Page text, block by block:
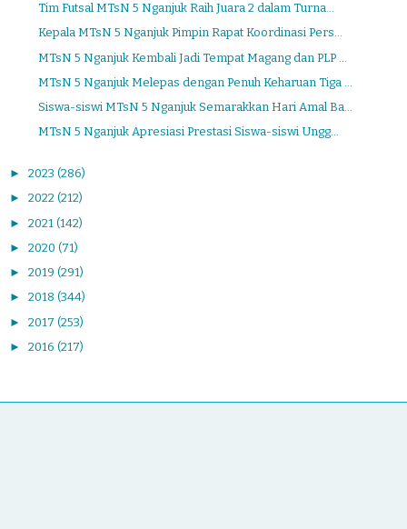
Tim Futsal MTsN 5 Nganjuk Raih Juara 2 dalam Turna...
Kepala MTsN 5 Nganjuk Pimpin Rapat Koordinasi Pers...
MTsN 5 Nganjuk Kembali Jadi Tempat Magang dan PLP ...
MTsN 5 Nganjuk Melepas dengan Penuh Keharuan Tiga ...
Siswa-siswi MTsN 5 Nganjuk Semarakkan Hari Amal Ba...
MTsN 5 Nganjuk Apresiasi Prestasi Siswa-siswi Ungg...
► 2023 (286)
► 2022 (212)
► 2021 (142)
► 2020 (71)
► 2019 (291)
► 2018 (344)
► 2017 (253)
► 2016 (217)